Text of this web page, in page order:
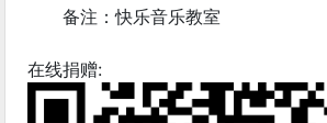
备注：快乐音乐教室
在线捐赠: